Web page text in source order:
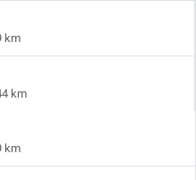
km
km
km